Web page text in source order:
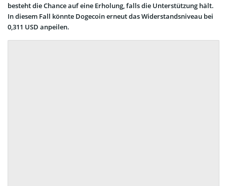
besteht die Chance auf eine Erholung, falls die Unterstützung hält.
In diesem Fall könnte Dogecoin erneut das Widerstandsniveau bei
0,311 USD anpeilen.